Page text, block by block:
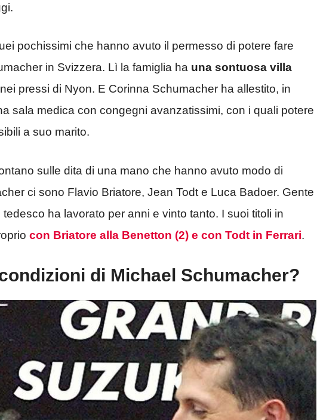
pochissimi che hanno avuto il permesso di potere fare
in Svizzera. Lì la famiglia ha una sontuosa villa
pressi di Nyon. E Corinna Schumacher ha allestito, in
sala medica con congegni avanzatissimi, con i quali potere
a suo marito.
sulle dita di una mano che hanno avuto modo di
ci sono Flavio Briatore, Jean Todt e Luca Badoer. Gente
ha lavorato per anni e vinto tanto. I suoi titoli in
con Briatore alla Benetton (2) e con Todt in Ferrari.
di Michael Schumacher?